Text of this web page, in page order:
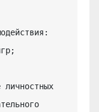
личностных